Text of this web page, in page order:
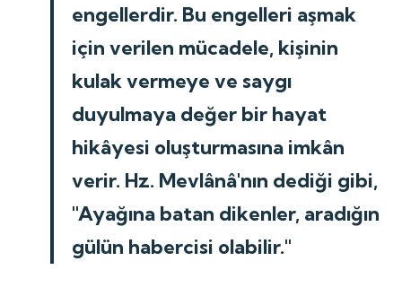
engellerdir. Bu engelleri aşmak
için verilen mücadele, kişinin
kulak vermeye ve saygı
duyulmaya değer bir hayat
hikâyesi oluşturmasına imkân
verir. Hz. Mevlânâ'nın dediği gibi,
"Ayağına batan dikenler, aradığın
gülün habercisi olabilir."